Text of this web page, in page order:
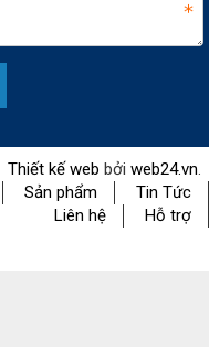
Thiết kế web bởi web24.vn.
Sản phẩm
Tin Tức
Liên hệ
Hỗ trợ